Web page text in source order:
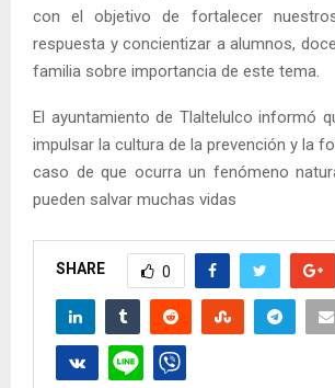
con el objetivo de fortalecer
respuesta y concientizar a alumnos,
familia sobre importancia de este tema.
El ayuntamiento de Tlaltelulco informó
impulsar la cultura de la prevención y la
caso de que ocurra un fenómeno
pueden salvar muchas vidas
SHARE 0